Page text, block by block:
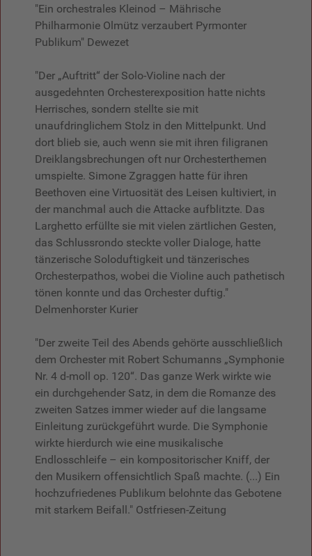
"Ein orchestrales Kleinod – Mährische
Philharmonie Olmütz verzaubert Pyrmonter
Publikum" Dewezet
"Der „Auftritt“ der Solo-Violine nach der
ausgedehnten Orchesterexposition hatte nichts
Herrisches, sondern stellte sie mit
unaufdringlichem Stolz in den Mittelpunkt. Und
dort blieb sie, auch wenn sie mit ihren filigranen
Dreiklangsbrechungen oft nur Orchesterthemen
umspielte. Simone Zgraggen hatte für ihren
Beethoven eine Virtuosität des Leisen kultiviert, in
der manchmal auch die Attacke aufblitzte. Das
Larghetto erfüllte sie mit vielen zärtlichen Gesten,
das Schlussrondo steckte voller Dialoge, hatte
tänzerische Soloduftigkeit und tänzerisches
Orchesterpathos, wobei die Violine auch pathetisch
tönen konnte und das Orchester duftig."
Delmenhorster Kurier
"Der zweite Teil des Abends gehörte ausschließlich
dem Orchester mit Robert Schumanns „Symphonie
Nr. 4 d-moll op. 120“. Das ganze Werk wirkte wie
ein durchgehender Satz, in dem die Romanze des
zweiten Satzes immer wieder auf die langsame
Einleitung zurückgeführt wurde. Die Symphonie
wirkte hierdurch wie eine musikalische
Endlosschleife – ein kompositorischer Kniff, der
den Musikern offensichtlich Spaß machte. (...) Ein
hochzufriedenes Publikum belohnte das Gebotene
mit starkem Beifall." Ostfriesen-Zeitung